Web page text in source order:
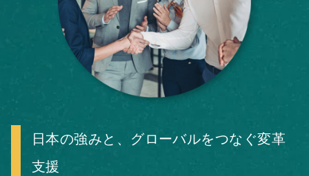
日本の強みと、グローバルをつなぐ変革
支援